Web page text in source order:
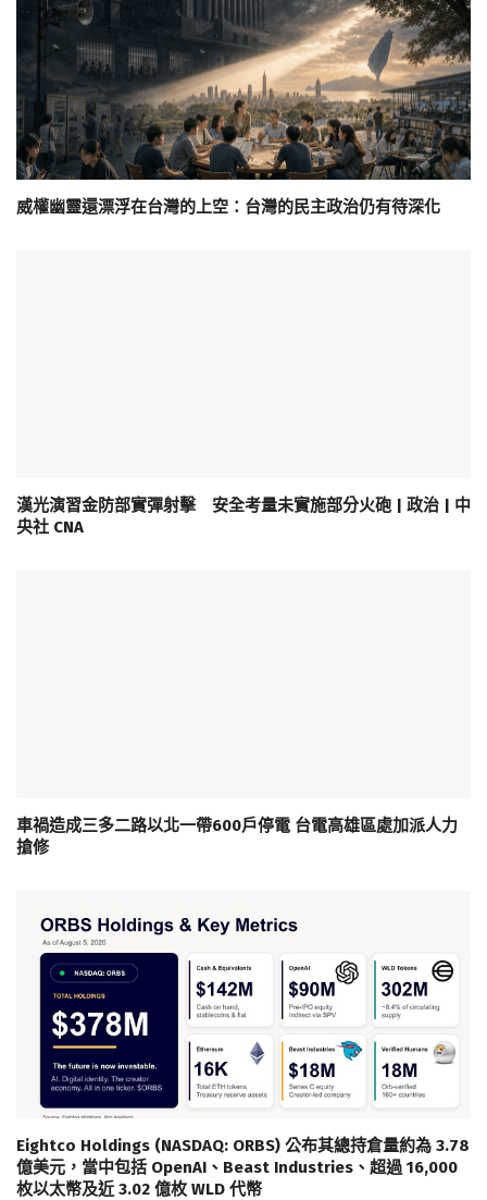
威權幽靈還漂浮在台灣的上空：台灣的民主政治仍有待深化
漢光演習金防部實彈射擊 安全考量未實施部分火砲 | 政治 | 中
央社 CNA
車禍造成三多二路以北一帶600戶停電 台電高雄區處加派人力
搶修
Eightco Holdings (NASDAQ: ORBS) 公布其總持倉量約為 3.78
億美元，當中包括 OpenAI、Beast Industries、超過 16,000
枚以太幣及近 3.02 億枚 WLD 代幣